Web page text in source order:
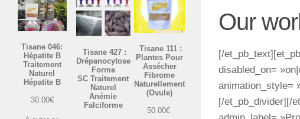
Our
[/
disabled_on=
animation_style=
[/et_pb_divider][/
Tisane 046:
Hépatite B
Traitement
Naturel
Hépatite B
30.00€
Tisane 427 :
Drépanocytose
Forme
SC Traitement
Naturel
Anémie
Falciforme
Tisane 111 :
Plantes Pour
Assécher
Fibrome
Naturellement
(Ovule)
50.00€